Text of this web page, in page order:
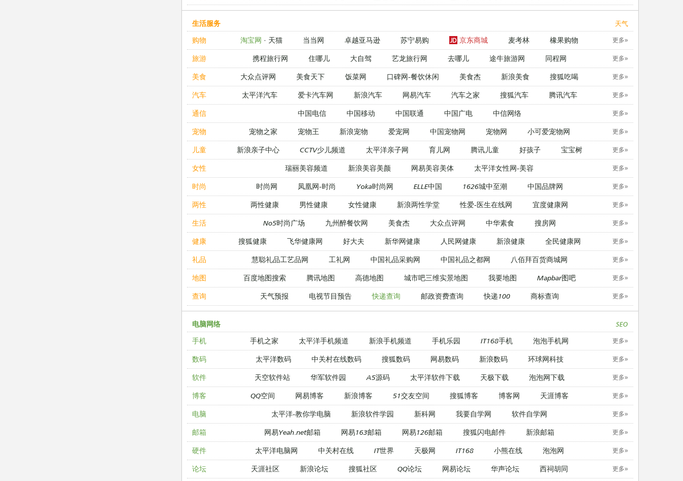
天气
生活服务
购物
淘宝网 · 天猫 当当网 卓越亚马逊 苏宁易购 京东商城 麦考林 橡果购物 更多»
旅游 携程旅行网 住哪儿 大自驾 艺龙旅行网 去哪儿 途牛旅游网 同程网 更多»
美食 大众点评网 美食天下 饭菜网 口碑网-餐饮休闲 美食杰 新浪美食 搜狐吃喝 更多»
汽车 太平洋汽车 爱卡汽车网 新浪汽车 网易汽车 汽车之家 搜狐汽车 腾讯汽车 更多»
通信 中国电信 中国移动 中国联通 中国广电 中信网络 更多»
宠物 宠物之家 宠物王 新浪宠物 爱宠网 中国宠物网 宠物网 ​小可爱宠物网 更多»
儿童 新浪亲子中心 CCTV少儿频道 太平洋亲子网 育儿网 腾讯儿童 好孩子 宝宝树 更多»
女性 瑞丽美容频道 新浪美容美颜 网易美容美体 太平洋女性网-美容 更多»
时尚 时尚网 凤凰网-时尚 Yoka时尚网 ELLE中国 1626城中至潮 中国品牌网 更多»
两性 两性健康 男性健康 女性健康 新浪两性学堂 性爱-医生在线网 宜度健康网 更多»
生活 No5时尚广场 九州醉餐饮网 美食杰 大众点评网 中华素食 搜房网 更多»
健康 搜狐健康 飞华健康网 好大夫 新华网健康 人民网健康 新浪健康 全民健康网 更多»
礼品 慧聪礼品工艺品网 工礼网 中国礼品采购网 中国礼品之都网 八佰拜百货商城网 更多»
地图 百度地图搜索 腾讯地图 高德地图 城市吧三维实景地图 我要地图 Mapbar图吧 更多»
查询 天气预报 电视节目预告 快递查询 邮政资费查询 快递100 商标查询 更多»
SEO
电脑网络
手机
手机之家 太平洋手机频道 新浪手机频道 手机乐园 IT168手机 泡泡手机网 更多»
数码 太平洋数码 中关村在线数码 搜狐数码 网易数码 新浪数码 环球网科技 更多»
软件 天空软件站 华军软件园 A5源码 太平洋软件下载 天极下载 泡泡网下载 更多»
博客 QQ空间 网易博客 新浪博客 51交友空间 搜狐博客 博客网 天涯博客 更多»
电脑 太平洋-教你学电脑 新浪软件学园 新科网 我要自学网 软件自学网 更多»
邮箱 网易Yeah.net邮箱 网易163邮箱 网易126邮箱 搜狐闪电邮件 新浪邮箱 更多»
硬件 太平洋电脑网 中关村在线 IT世界 天极网 IT168 小熊在线 泡泡网 更多»
论坛 天涯社区 新浪论坛 搜狐社区 QQ论坛 网易论坛 华声论坛 西祠胡同 更多»